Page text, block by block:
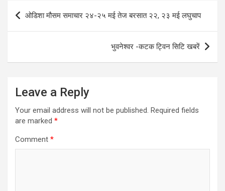
Post
navigation
ओडिशा मौसम समाचार २४-२५ मई तेज बरसात २२, २३ मई लघुचाप
भुवनेश्वर -कटक ट्विन सिटि खबरें
Leave a Reply
Your email address will not be published. Required fields
are marked *
Comment *